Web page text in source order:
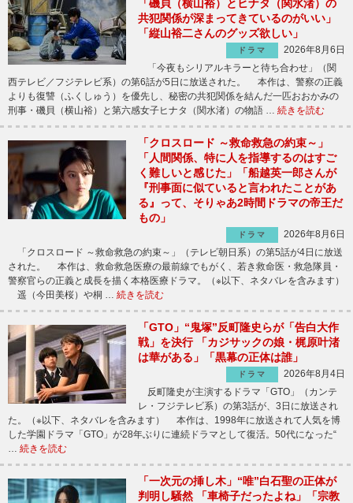
「磯貝（横山裕）とヒナタ（関水渚）の
共犯関係が深まってきているのがいい」
「縦山裕二さんのグッズ欲しい」
ドラマ
2026年8月6日
「今夜もシリアルキラーと待ち合わせ」（関
西テレビ／フジテレビ系）の第6話が5日に放送された。 本作は、警察の正義
よりも復讐（ふくしゅう）を優先し、秘密の共犯関係を結んだ一匹おおかみの
刑事・磯貝（横山裕）と第六感女子ヒナタ（関水渚）の物語 … 続きを読む
「クロスロード ～救命救急の約束～」
「人間関係、特に人を指導するのはすご
く難しいと感じた」「船越英一郎さんが
『刑事面に似ていると言われたことがあ
る』って、そりゃあ2時間ドラマの帝王だ
もの」
ドラマ
2026年8月6日
「クロスロード ～救命救急の約束～」（テレビ朝日系）の第5話が4日に放送
された。 本作は、救命救急医療の最前線でもがく、若き救命医・救急隊員・
警察官らの正義と成長を描く本格医療ドラマ。（※以下、ネタバレを含みます）
遥（今田美桜）や桐 … 続きを読む
「GTO」“鬼塚”反町隆史らが「告白大作
戦」を決行 「カジサックの娘・梶原叶渚
は華がある」「黒幕の正体は誰」
ドラマ
2026年8月4日
反町隆史が主演するドラマ「GTO」（カンテ
レ・フジテレビ系）の第3話が、3日に放送され
た。（※以下、ネタバレを含みます） 本作は、1998年に放送されて人気を博
した学園ドラマ「GTO」が28年ぶりに連続ドラマとして復活。50代になった“
… 続きを読む
「一次元の挿し木」“唯”白石聖の正体が
判明し騒然 「車椅子だったよね」「宗教